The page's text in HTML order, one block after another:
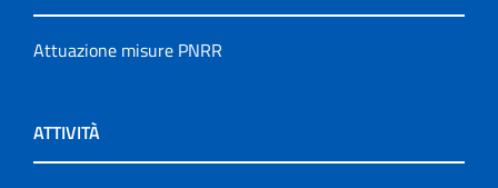
Attuazione misure PNRR
ATTIVITÀ